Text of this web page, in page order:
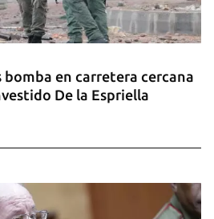
en carretera cercana
De la Espriella